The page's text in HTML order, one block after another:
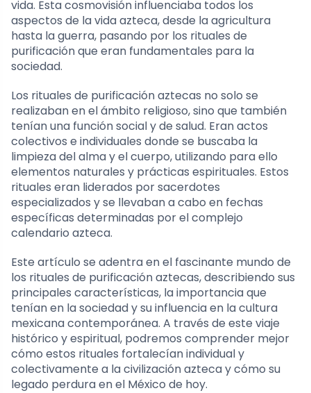
vida. Esta cosmovisión influenciaba todos los
aspectos de la vida azteca, desde la agricultura
hasta la guerra, pasando por los rituales de
purificación que eran fundamentales para la
sociedad.
Los rituales de purificación aztecas no solo se
realizaban en el ámbito religioso, sino que también
tenían una función social y de salud. Eran actos
colectivos e individuales donde se buscaba la
limpieza del alma y el cuerpo, utilizando para ello
elementos naturales y prácticas espirituales. Estos
rituales eran liderados por sacerdotes
especializados y se llevaban a cabo en fechas
específicas determinadas por el complejo
calendario azteca.
Este artículo se adentra en el fascinante mundo de
los rituales de purificación aztecas, describiendo sus
principales características, la importancia que
tenían en la sociedad y su influencia en la cultura
mexicana contemporánea. A través de este viaje
histórico y espiritual, podremos comprender mejor
cómo estos rituales fortalecían individual y
colectivamente a la civilización azteca y cómo su
legado perdura en el México de hoy.